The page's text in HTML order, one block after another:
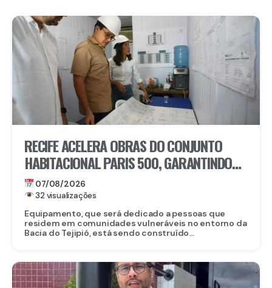
RECIFE ACELERA OBRAS DO CONJUNTO
HABITACIONAL PARIS 500, GARANTINDO
80 NOVAS MORADIAS
07/08/2026
32 visualizações
Equipamento, que será dedicado a pessoas que
residem em comunidades vulneráveis no entorno da
Bacia do Tejipió, está sendo construído...